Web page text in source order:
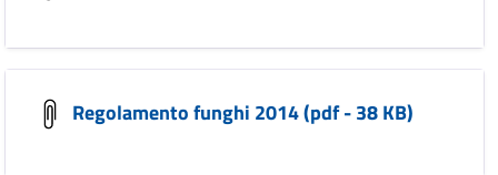
Regolamento funghi 2014 (pdf - 38 KB)